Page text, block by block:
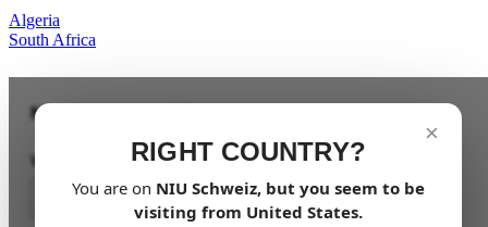
Algeria
South Africa
×
RIGHT COUNTRY?
You are on NIU Schweiz, but you seem to be
visiting from United States.
Newsletter Anmeldung
Vorname